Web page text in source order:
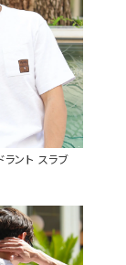
ント スラブ